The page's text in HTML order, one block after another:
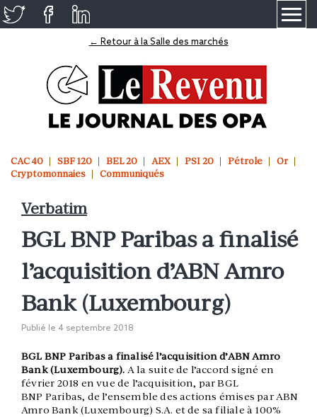
← Retour à la Salle des marchés
CAC 40 SBF 120 BEL 20 AEX PSI 20 Pétrole
Or
Cryptomonnaies
Communiqués
Verbatim
BGL BNP Paribas a finalisé
l’acquisition d’ABN Amro
Bank (Luxembourg)
Publié le 4 septembre 2018
BGL BNP Paribas a finalisé l’acquisition d’ABN Amro
Bank (Luxembourg). A la suite de l’accord signé en
février 2018 en vue de l’acquisition, par BGL
BNP Paribas, de l’ensemble des actions émises par ABN
Amro Bank (Luxembourg) S.A. et de sa filiale à 100%